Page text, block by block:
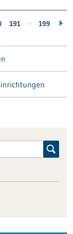
191 … 199